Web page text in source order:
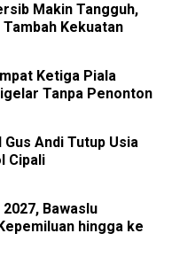
Makin Tangguh,
Kekuatan
Ketiga Piala
Tanpa Penonton
Andi Tutup Usia
Cipali
Bawaslu
hingga ke